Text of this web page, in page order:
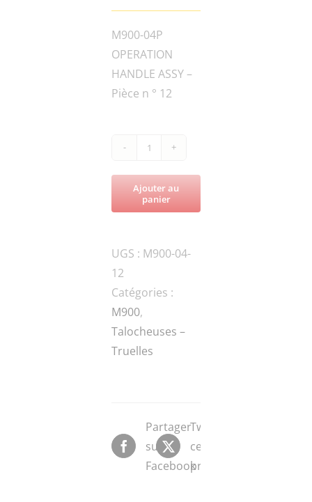
M900-04P
OPERATION
HANDLE ASSY –
Pièce n ° 12
quantité
de
M900-
120GB-
UPPER
Ajouter au
panier
UGS : M900-04-
12
Catégories :
M900,
Talocheuses –
Truelles
Partager
sur
Facebook
Tweeter
ce
produit